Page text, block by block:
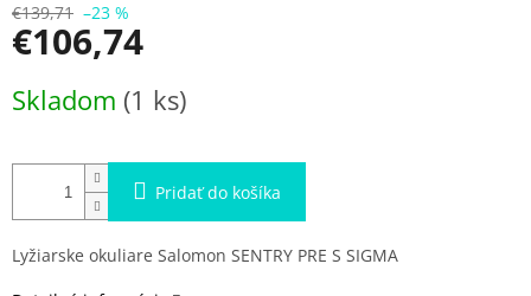
€139,71 –23 %
€106,74
cena:
Skladom (1 ks)
Pridať do košíka
Lyžiarske okuliare Salomon SENTRY PRE S SIGMA